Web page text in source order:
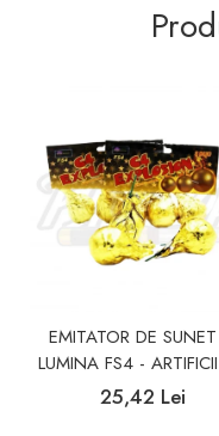
EMITATOR DE
LUMINA FS4 -
25,42 Lei